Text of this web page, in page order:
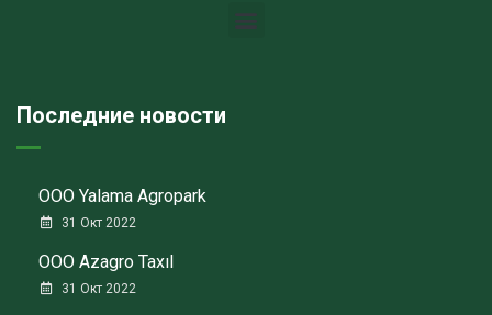
Последние новости
ООО Yalama Agropark
31 Окт 2022
ООО Azagro Taxıl
31 Окт 2022